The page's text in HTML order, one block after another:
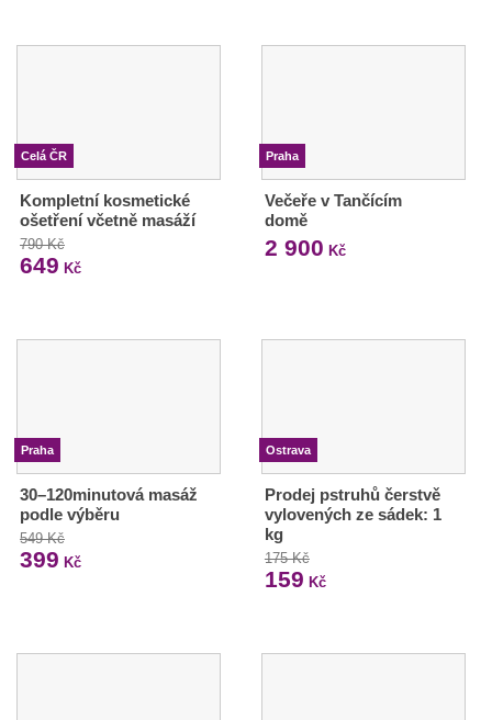
Celá ČR
Kompletní kosmetické
ošetření včetně masáží
790 Kč
649 Kč
Praha
Večeře v Tančícím
domě
2 900 Kč
Praha
30–120minutová masáž
podle výběru
549 Kč
399 Kč
Ostrava
Prodej pstruhů čerstvě
vylovených ze sádek: 1
kg
175 Kč
159 Kč